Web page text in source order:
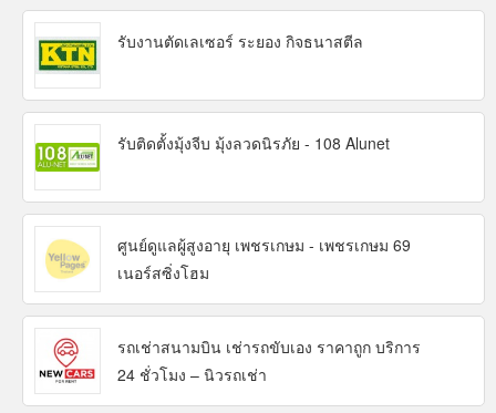
รับงานตัดเลเซอร์ ระยอง กิจธนาสตีล
รับติดตั้งมุ้งจีบ มุ้งลวดนิรภัย - 108 Alunet
ศูนย์ดูแลผู้สูงอายุ เพชรเกษม - เพชรเกษม 69
เนอร์สซิ่งโฮม
รถเช่าสนามบิน เช่ารถขับเอง ราคาถูก บริการ
24 ชั่วโมง – นิวรถเช่า